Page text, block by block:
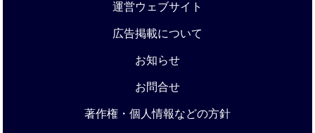
運営ウェブサイト
広告掲載について
お知らせ
お問合せ
著作権・個人情報などの方針